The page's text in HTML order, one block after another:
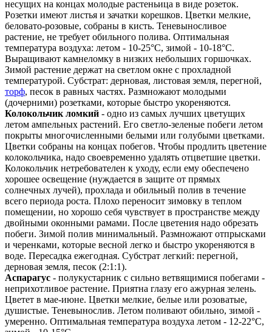
несущих на концах молодые растеньица в виде розеток.
Розетки имеют листья и зачатки корешков. Цветки мелкие,
беловато-розовые, собраны в кисть. Теневыносливое
растение, не требует обильного полива. Оптимальная
температура воздуха: летом - 10-25°С, зимой - 10-18°С.
Выращивают камнеломку в низких небольших горшочках.
Зимой растение держат на светлом окне с прохладной
температурой. Субстрат: дерновая, листовая земля, перегной,
торф, песок в равных частях. Размножают молодыми
(дочерними) розетками, которые быстро укореняются.
Колокольчик ломкий - одно из самых лучших цветущих
летом ампельных растений. Его светло-зеленые побеги летом
покрыты многочисленными белыми или голубыми цветками.
Цветки собраны на концах побегов. Чтобы продлить цветение
колокольчика, надо своевременно удалять отцветшие цветки.
Колокольчик нетребователен к уходу, если ему обеспечено
хорошее освещение (нуждается в защите от прямых
солнечных лучей), прохлада и обильный полив в течение
всего периода роста. Плохо переносит зимовку в теплом
помещении, но хорошо себя чувствует в пространстве между
двойными оконными рамами. После цветения надо обрезать
побеги. Зимой полив минимальный. Размножают отпрысками
и черенками, которые весной легко и быстро укореняются в
воде. Пересадка ежегодная. Субстрат легкий: перегной,
дерновая земля, песок (2:1:1).
Аспарагус - полукустарник с сильно ветвящимися побегами -
неприхотливое растение. Приятна глазу его ажурная зелень.
Цветет в мае-июне. Цветки мелкие, белые или розоватые,
душистые. Теневынослив. Летом поливают обильно, зимой -
умеренно. Оптимальная температура воздуха летом - 12-22°С,